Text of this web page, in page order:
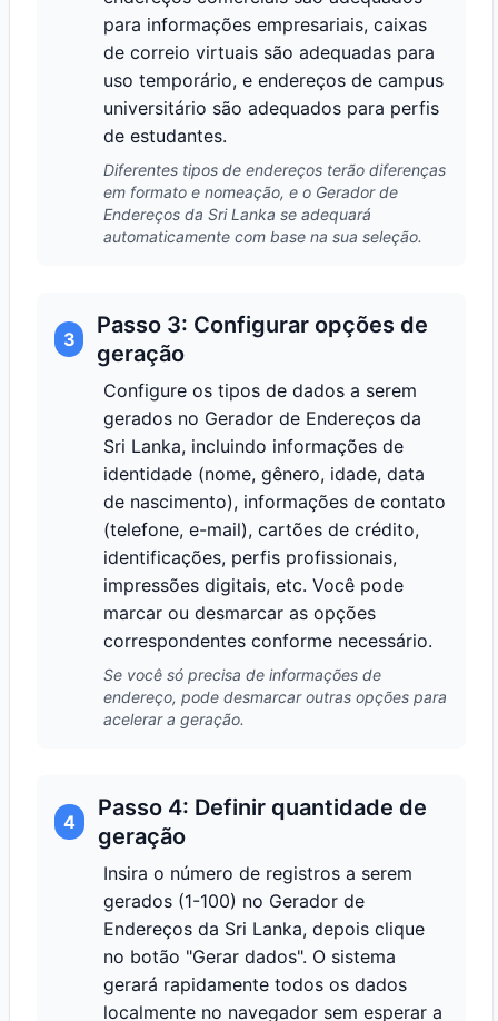
para informações empresariais, caixas
de correio virtuais são adequadas para
uso temporário, e endereços de campus
universitário são adequados para perfis
de estudantes.
Diferentes tipos de endereços terão diferenças
em formato e nomeação, e o Gerador de
Endereços da Sri Lanka se adequará
automaticamente com base na sua seleção.
3
Passo 3: Configurar opções de
geração
Configure os tipos de dados a serem
gerados no Gerador de Endereços da
Sri Lanka, incluindo informações de
identidade (nome, gênero, idade, data
de nascimento), informações de contato
(telefone, e-mail), cartões de crédito,
identificações, perfis profissionais,
impressões digitais, etc. Você pode
marcar ou desmarcar as opções
correspondentes conforme necessário.
Se você só precisa de informações de
endereço, pode desmarcar outras opções para
acelerar a geração.
4
Passo 4: Definir quantidade de
geração
Insira o número de registros a serem
gerados (1-100) no Gerador de
Endereços da Sri Lanka, depois clique
no botão "Gerar dados". O sistema
gerará rapidamente todos os dados
localmente no navegador sem esperar a